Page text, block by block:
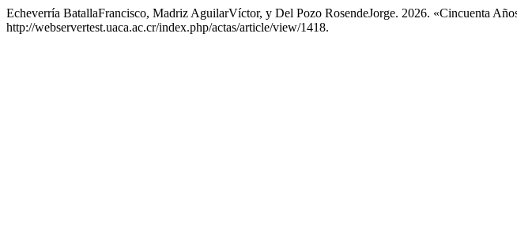
Echeverría BatallaFrancisco, Madriz AguilarVíctor, y Del Pozo RosendeJorge. 2026. «Cincuenta
http://webservertest.uaca.ac.cr/index.php/actas/article/view/1418.